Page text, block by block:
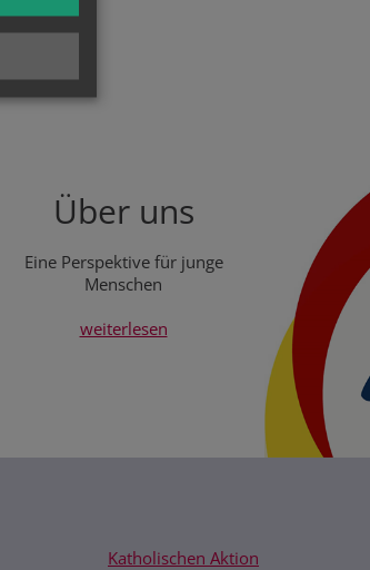
Über uns
Eine Perspektive für junge
Menschen
weiterlesen
Katholischen Aktion